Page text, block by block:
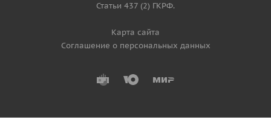
Статьи 437 (2) ГКРФ.
Карта сайта
Соглашение о персональных данных